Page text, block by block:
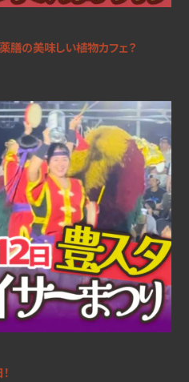
膳の美味しい植物カフェ？